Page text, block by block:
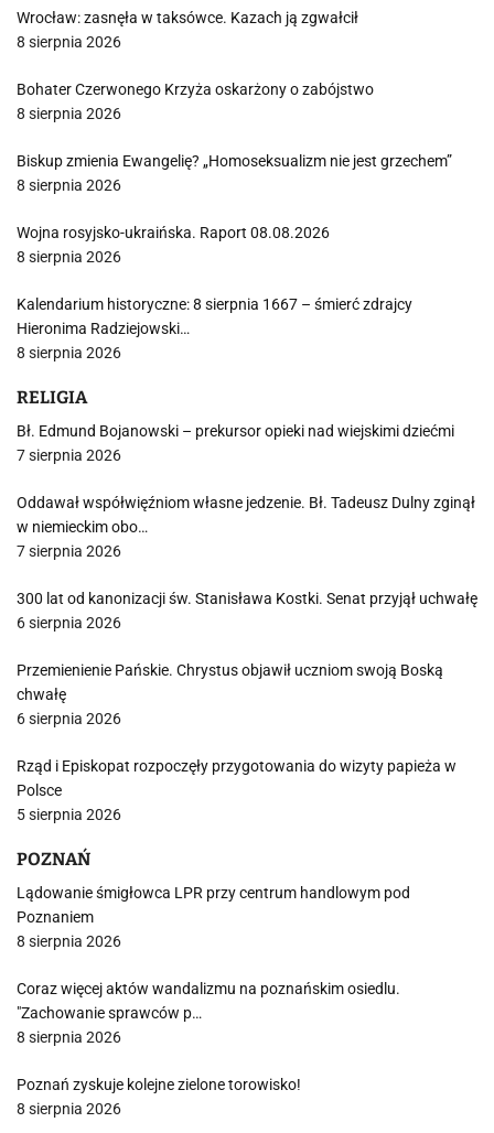
Wrocław: zasnęła w taksówce. Kazach ją zgwałcił
8 sierpnia 2026
Bohater Czerwonego Krzyża oskarżony o zabójstwo
8 sierpnia 2026
Biskup zmienia Ewangelię? „Homoseksualizm nie jest grzechem”
8 sierpnia 2026
Wojna rosyjsko-ukraińska. Raport 08.08.2026
8 sierpnia 2026
Kalendarium historyczne: 8 sierpnia 1667 – śmierć zdrajcy
Hieronima Radziejowski…
8 sierpnia 2026
RELIGIA
Bł. Edmund Bojanowski – prekursor opieki nad wiejskimi dziećmi
7 sierpnia 2026
Oddawał współwięźniom własne jedzenie. Bł. Tadeusz Dulny zginął
w niemieckim obo…
7 sierpnia 2026
300 lat od kanonizacji św. Stanisława Kostki. Senat przyjął uchwałę
6 sierpnia 2026
Przemienienie Pańskie. Chrystus objawił uczniom swoją Boską
chwałę
6 sierpnia 2026
Rząd i Episkopat rozpoczęły przygotowania do wizyty papieża w
Polsce
5 sierpnia 2026
POZNAŃ
Lądowanie śmigłowca LPR przy centrum handlowym pod
Poznaniem
8 sierpnia 2026
Coraz więcej aktów wandalizmu na poznańskim osiedlu.
"Zachowanie sprawców p…
8 sierpnia 2026
Poznań zyskuje kolejne zielone torowisko!
8 sierpnia 2026